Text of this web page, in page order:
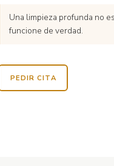
Una limpieza profunda no
funcione de verdad.
PEDIR CITA